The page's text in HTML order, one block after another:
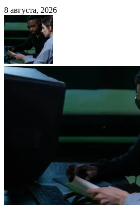
8 августа, 2026